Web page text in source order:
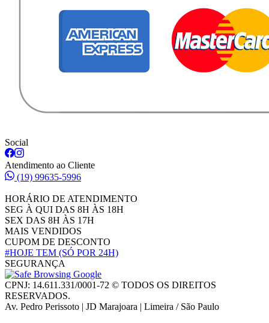
Social
Atendimento ao Cliente
(19) 99635-5996
HORÁRIO DE ATENDIMENTO
SEG À QUI DAS 8H ÀS 18H
SEX DAS 8H ÀS 17H
MAIS VENDIDOS
CUPOM DE DESCONTO
#HOJE TEM (SÓ POR 24H)
SEGURANÇA
CPNJ: 14.611.331/0001-72 © TODOS OS DIREITOS
RESERVADOS.
Av. Pedro Perissoto | JD Marajoara | Limeira / São Paulo